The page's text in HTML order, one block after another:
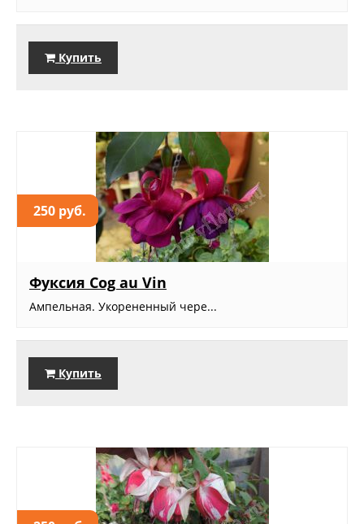
Купить
250 руб.
Фуксия Cog au Vin
Ампельная. Укорененный чере...
Купить